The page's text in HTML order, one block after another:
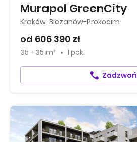
Murapol GreenCity
Kraków, Bieżanów-Prokocim
od 606 390 zł
35 - 35 m² 1 pok.
Zadzwoń